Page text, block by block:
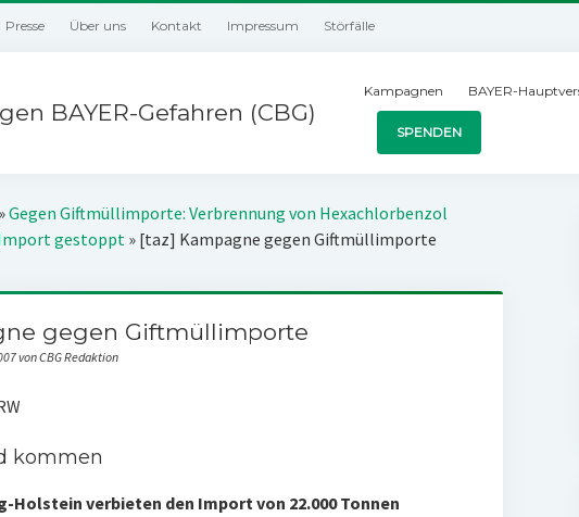
Presse Über uns Kontakt Impressum Störfälle
BAYER-Gefahren (CBG)
Kampagnen BAYER-
SPENDEN
»Gegen Giftmüllimporte: Verbrennung von Hexachlorbenzol
gestoppt» [taz] Kampagne gegen Giftmüllimporte
gegen Giftmüllimporte
von CBG Redaktion
kommen
Holstein verbieten den Import von 22.000 Tonnen